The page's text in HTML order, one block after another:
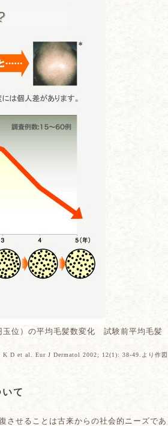
位）の平均毛髪数変化 試験前平均毛髪
K D et al. Eur J Dermatol 2002; 12(1): 38-49.より作図
て
させることは古来からの社会的ニーズであ